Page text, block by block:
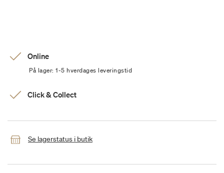
Online
På lager: 1-5 hverdages leveringstid
Click & Collect
Se lagerstatus i butik